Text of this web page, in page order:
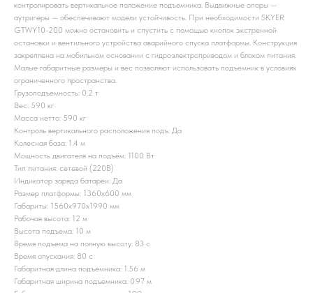
контролировать вертикальное положение подъемника. Выдвижные опоры —
аутригеры — обеспечивают модели устойчивость. При необходимости SKYER
GTWY10-200 можно остановить и спустить с помощью кнопок экстренной
остановки и вентильного устройства аварийного спуска платформы. Конструкция
закреплена на мобильном основании с гидроэлектроприводом и блоком питания.
Малые габаритные размеры и вес позволяют использовать подъемник в условиях
ограниченного пространства.
Грузоподъемность: 0.2 т
Вес: 590 кг
Масса нетто: 590 кг
Контроль вертикального расположения подъ: Да
Колесная база: 1.4 м
Мощность двигателя на подъём: 1100 Вт
Тип питания: сетевой (220В)
Индикатор заряда батареи: Да
Размер платформы: 1360x600 мм
Габариты: 1560x970x1990 мм
Рабочая высота: 12 м
Высота подъема: 10 м
Время подъема на полную высоту: 83 c
Время опускания: 80 c
Габаритная длина подъемника: 1.56 м
Габаритная ширина подъемника: 0.97 м